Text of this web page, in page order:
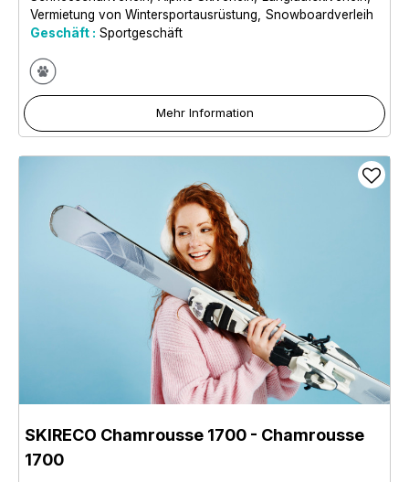
Vermietung von Wintersportausrüstung
Snowboardverleih
Geschäft : Sportgeschäft
Mehr Information
SKIRECO Chamrousse 1700 - Chamrousse
1700